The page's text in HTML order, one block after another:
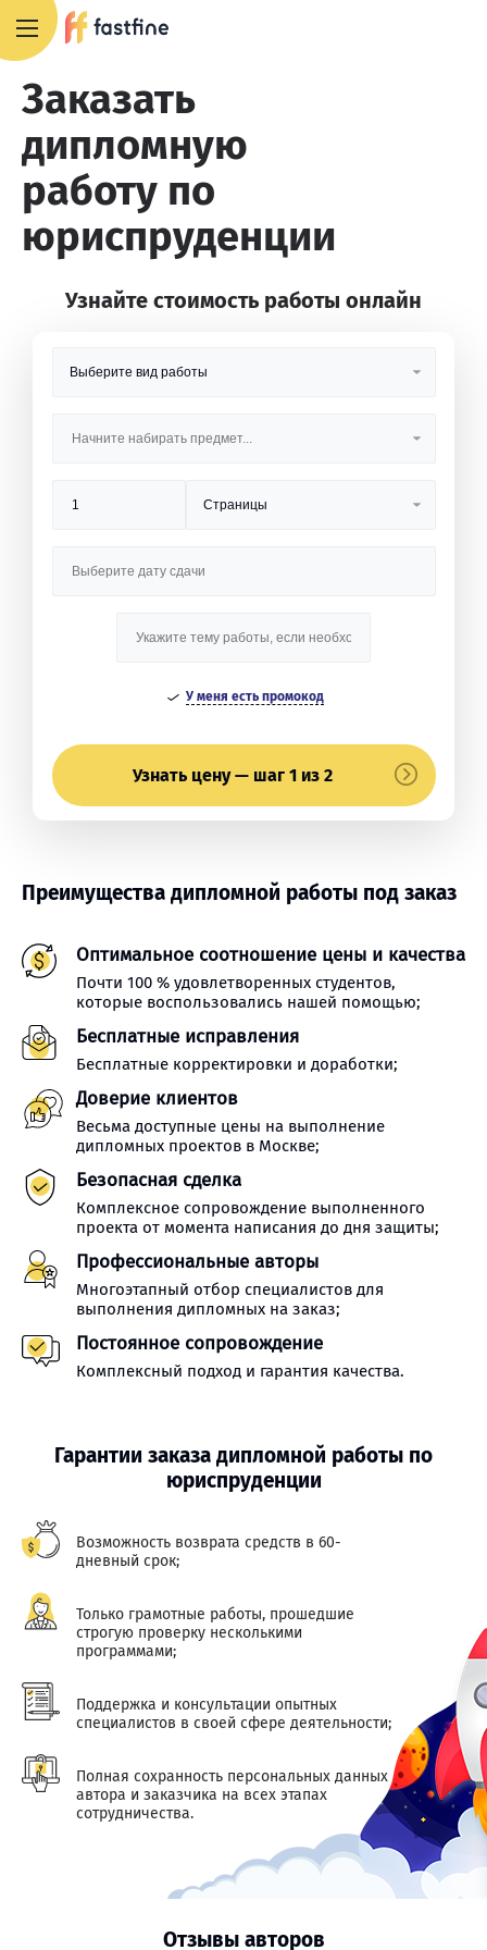
Заказать
дипломную
работу по
юриспруденции
Узнайте стоимость работы онлайн
У меня есть промокод
Узнать цену — шаг 1 из 2
Преимущества дипломной работы под заказ
Оптимальное соотношение цены и качества
Почти 100 % удовлетворенных студентов,
которые воспользовались нашей помощью;
Бесплатные исправления
Бесплатные корректировки и доработки;
Доверие клиентов
Весьма доступные цены на выполнение
дипломных проектов в Москве;
Безопасная сделка
Комплексное сопровождение выполненного
проекта от момента написания до дня защиты;
Профессиональные авторы
Многоэтапный отбор специалистов для
выполнения дипломных на заказ;
Постоянное сопровождение
Комплексный подход и гарантия качества.
Гарантии заказа дипломной работы по
юриспруденции
Возможность возврата средств в 60-
дневный срок;
Только грамотные работы, прошедшие
строгую проверку несколькими
программами;
Поддержка и консультации опытных
специалистов в своей сфере деятельности;
Полная сохранность персональных данных
автора и заказчика на всех этапах
сотрудничества.
Отзывы авторов